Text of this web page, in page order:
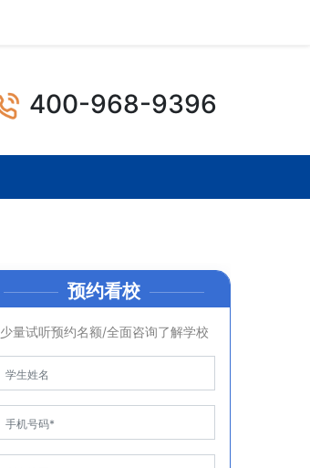
400-968-9396
预约看校
少量试听预约名额/全面咨询了解学校